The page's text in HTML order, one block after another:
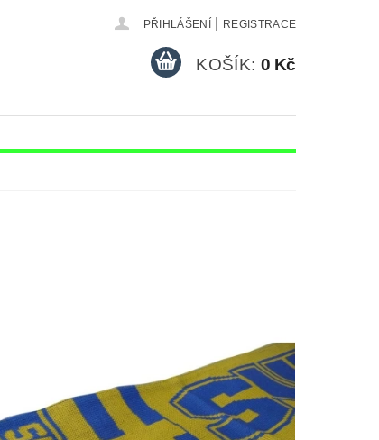
PŘIHLÁŠENÍ REGISTRACE
KOŠÍK: 0 Kč